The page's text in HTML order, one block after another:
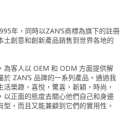
年，同時以ZAN’S商標為旗下的註冊
土創意和創新產品銷售到世界各地的
為客人以 OEM 和 ODM 方面提供解
ZAN’S 品牌的一系列產品。通過我
樂趣，喜悅，驚喜，新穎，時尚，
以正面的態度去關心他們自己和身邊
，而且又能兼顧到它們的實用性。